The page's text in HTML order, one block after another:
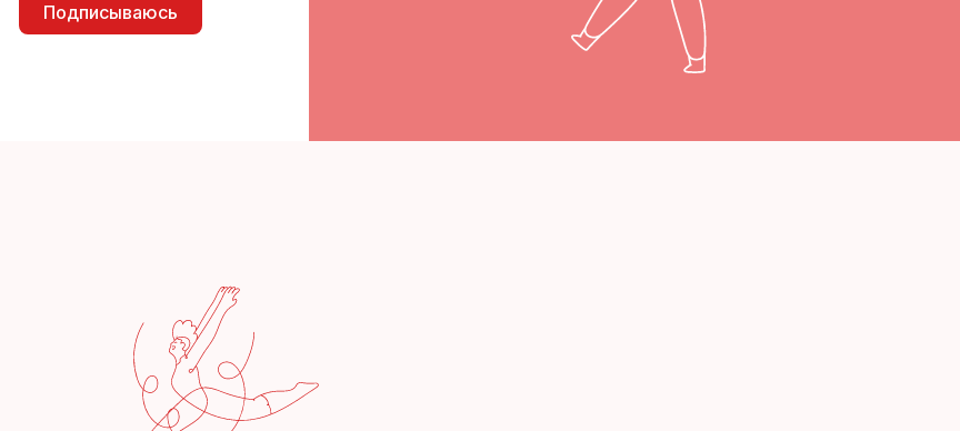
Подписываюсь